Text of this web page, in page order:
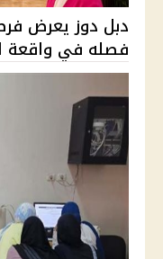
دبل دوز يعرض
فصله في واقعة